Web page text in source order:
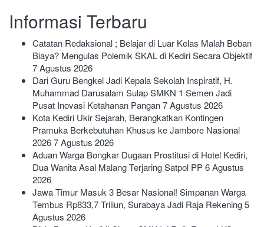
Informasi Terbaru
Catatan Redaksional ; Belajar di Luar Kelas Malah Beban
Biaya? Mengulas Polemik SKAL di Kediri Secara Objektif
7 Agustus 2026
Dari Guru Bengkel Jadi Kepala Sekolah Inspiratif, H.
Muhammad Darusalam Sulap SMKN 1 Semen Jadi
Pusat Inovasi Ketahanan Pangan7 Agustus 2026
Kota Kediri Ukir Sejarah, Berangkatkan Kontingen
Pramuka Berkebutuhan Khusus ke Jambore Nasional
20267 Agustus 2026
Aduan Warga Bongkar Dugaan Prostitusi di Hotel Kediri,
Dua Wanita Asal Malang Terjaring Satpol PP6 Agustus
2026
Jawa Timur Masuk 3 Besar Nasional! Simpanan Warga
Tembus Rp833,7 Triliun, Surabaya Jadi Raja Rekening5
Agustus 2026